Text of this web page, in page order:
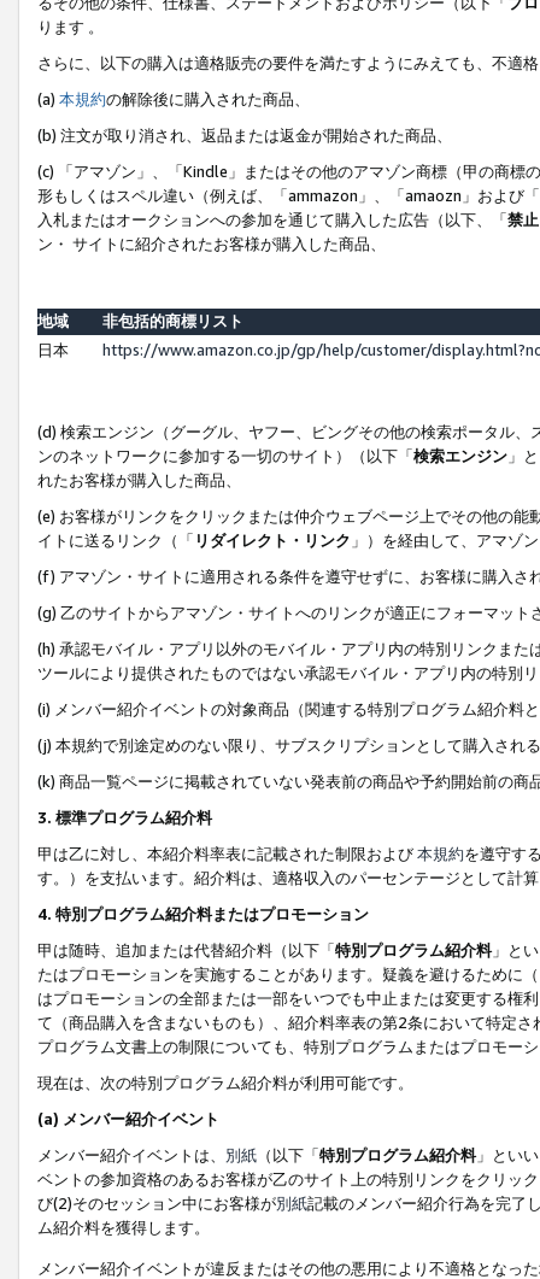
ります 。
さらに、以下の購入は適格販売の要件を満たすようにみえても、不適
(a) 本規約の解除後に購入された商品、
(b) 注文が取り消され、返品または返金が開始された商品、
(c) 「アマゾン」、「Kindle」またはその他のアマゾン商標（甲の商
形もしくはスペル違い（例えば、「ammazon」、「amaozn」および
入札またはオークションへの参加を通じて購入した広告（以下、「禁
ン・ サイトに紹介されたお客様が購入した商品、
地域
非包括的商標リスト
日本
https://www.amazon.co.jp/gp/help/customer/
(d) 検索エンジン（グーグル、ヤフー、ビングその他の検索ポータル
ンのネットワークに参加する一切のサイト）（以下「検索エンジン 」
れたお客様が購入した商品、
(e) お客様がリンクをクリックまたは仲介ウェブページ上でその他の
イトに送るリンク（「 リダイレクト・リンク 」）を経由して、アマゾ
(f) アマゾン・サイトに適用される条件を遵守せずに、お客様に購入さ
(g) 乙のサイトからアマゾン・サイトへのリンクが適正にフォーマッ
(h) 承認モバイル・アプリ以外のモバイル・アプリ内の特別リンクま
ツールにより提供されたものではない承認モバイル・アプリ内の特別
(i) メンバー紹介イベントの対象商品（関連する特別プログラム紹介料
(j) 本規約で別途定めのない限り、サブスクリプションとして購入され
(k) 商品一覧ページに掲載されていない発表前の商品や予約開始前の商
3. 標準プログラム紹介料
甲は乙に対し、本紹介料率表に記載された制限および本規約を遵守す
す。）を支払います。紹介料は、適格収入のパーセンテージとして計
4. 特別プログラム紹介料またはプロモーション
甲は随時、追加または代替紹介料（以下「特別プログラム紹介料」と
たはプロモーションを実施することがあります。疑義を避けるために
はプロモーションの全部または一部をいつでも中止または変更する権
て（商品購入を含まないものも）、紹介料率表の第2条において特定
プログラム文書上の制限についても、特別プログラムまたはプロモー
現在は、次の特別プログラム紹介料が利用可能です。
(a) メンバー紹介イベント
メンバー紹介イベントは、 別紙 （以下「特別プログラム紹介料」とい
ベントの参加資格のあるお客様が乙のサイト上の特別リンクをクリッ
び(2)そのセッション中にお客様が別紙記載のメンバー紹介行為を完了
ム紹介料を獲得します。
メンバー紹介イベントが違反またはその他の悪用により不適格となっ